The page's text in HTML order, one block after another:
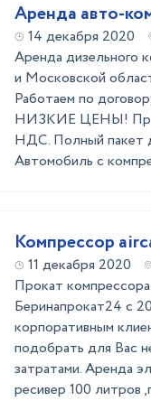
Аренда авто-
14 декабря 2020
Аренда дизельного
и Московской
Работаем по
НИЗКИЕ ЦЕНЫ!
НДС. Полный пакет
Автомобиль с
Компрессор
11 декабря 2020
Прокат
Беринапрокат24 с
корпоративным
подобрать для Вас
затратами. Аренда
ресивер 100 литров